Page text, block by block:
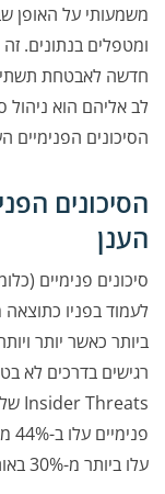
משמעותי על האופן
ומטפלים בנתונים.
חדשה לאבטחת תשתית
לב אליהם הוא ניהול
הסיכונים הפנימיים
הסיכונים
הענן
סיכונים פנימיים
לעמוד בפניו כתוצאה
ביותר כאשר יותר
עלו ביותר מ-30% באותה מסגרת זמן.